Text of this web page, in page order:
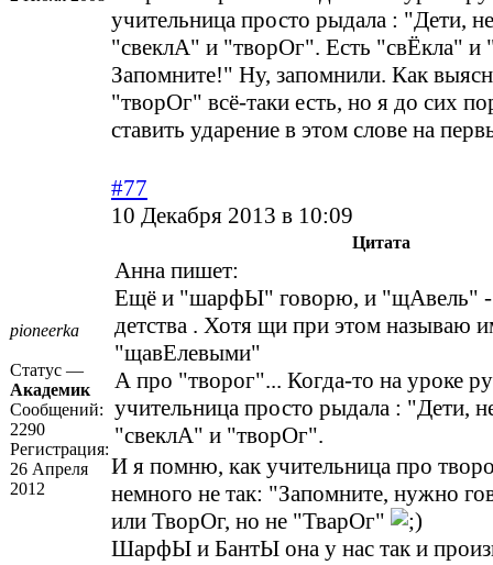
учительница просто рыдала : "Дети,
"свеклА" и "творОг". Есть "свЁкла" и
Запомните!" Ну, запомнили. Как
"творОг" всё-таки есть, но я до сих
ставить ударение в этом слове на
pioneerka
Статус —
Академик
Сообщений:
2290
Регистрация:
26 Апреля
2012
#77
10 Декабря 2013 в 10:09
Цитата
Анна пишет:
Ещё и "шарфЫ" говорю, и "щАвель" -
детства . Хотя щи при этом называю
"щавЕлевыми"
А про "творог"... Когда-то на уроке
учительница просто рыдала : "Дети,
"свеклА" и "творОг".
И я помню, как учительница про
немного не так: "Запомните, нужно
или ТворОг, но не "ТварОг"
ШарфЫ и БантЫ она у нас так и